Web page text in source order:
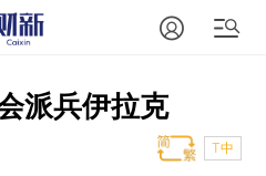
派兵伊拉克
T中